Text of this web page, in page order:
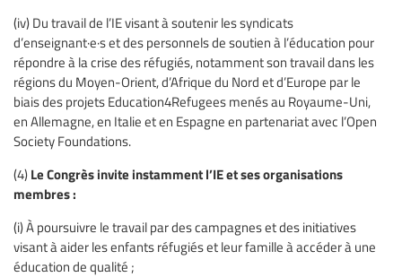
(iv) Du travail de l’IE visant à soutenir les syndicats
d’enseignant·e·s et des personnels de soutien à l’éducation pour
répondre à la crise des réfugiés, notamment son travail dans les
régions du Moyen-Orient, d’Afrique du Nord et d’Europe par le
biais des projets Education4Refugees menés au Royaume-Uni,
en Allemagne, en Italie et en Espagne en partenariat avec l’Open
Society Foundations.
(4) Le Congrès invite instamment l’IE et ses organisations
membres :
(i) À poursuivre le travail par des campagnes et des initiatives
visant à aider les enfants réfugiés et leur famille à accéder à une
éducation de qualité ;